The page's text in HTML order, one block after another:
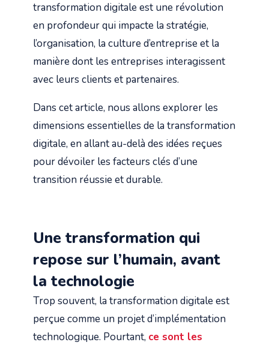
transformation digitale est une révolution
en profondeur qui impacte la stratégie,
l’organisation, la culture d’entreprise et la
manière dont les entreprises interagissent
avec leurs clients et partenaires.
Dans cet article, nous allons explorer les
dimensions essentielles de la transformation
digitale, en allant au-delà des idées reçues
pour dévoiler les facteurs clés d’une
transition réussie et durable.
Une transformation qui
repose sur l’humain, avant
la technologie
Trop souvent, la transformation digitale est
perçue comme un projet d’implémentation
technologique. Pourtant, ce sont les